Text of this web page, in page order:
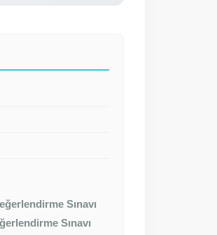
Sınavı
Sınavı